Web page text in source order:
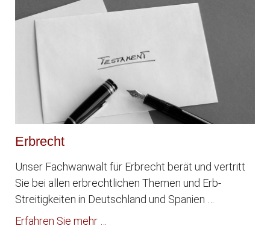
Erbrecht
Unser Fachwanwalt für Erbrecht berät und vertritt
Sie bei allen erbrechtlichen Themen und Erb-
Streitigkeiten in Deutschland und Spanien …
Erfahren Sie mehr …